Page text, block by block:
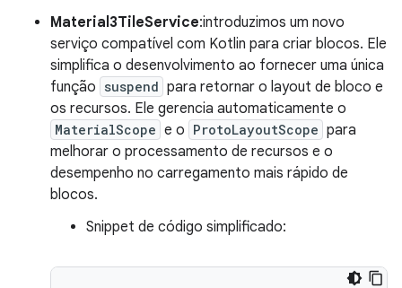
Material3TileService:introduzimos um novo
serviço compatível com Kotlin para criar blocos. Ele
simplifica o desenvolvimento ao fornecer uma única
função suspend para retornar o layout de bloco e
os recursos. Ele gerencia automaticamente o
MaterialScope e o ProtoLayoutScope para
melhorar o processamento de recursos e o
desempenho no carregamento mais rápido de
blocos.
Snippet de código simplificado: